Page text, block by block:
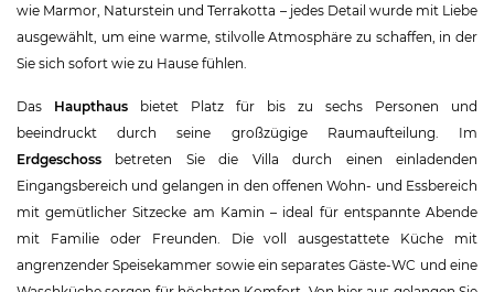
wie Marmor, Naturstein und Terrakotta – jedes Detail wurde mit Liebe
ausgewählt, um eine warme, stilvolle Atmosphäre zu schaffen, in der
Sie sich sofort wie zu Hause fühlen.
Das Haupthaus bietet Platz für bis zu sechs Personen und
beeindruckt durch seine großzügige Raumaufteilung. Im
Erdgeschoss betreten Sie die Villa durch einen einladenden
Eingangsbereich und gelangen in den offenen Wohn- und Essbereich
mit gemütlicher Sitzecke am Kamin – ideal für entspannte Abende
mit Familie oder Freunden. Die voll ausgestattete Küche mit
angrenzender Speisekammer sowie ein separates Gäste-WC und eine